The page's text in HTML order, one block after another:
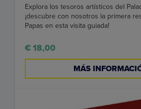
Explora los tesoros artísticos del
¡descubre con nosotros la primera
Papas en esta visita guiada!
€ 18,00
MÁS